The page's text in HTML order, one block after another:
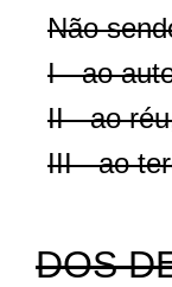
Não
I - ao
II - ao
III - ao
DOS